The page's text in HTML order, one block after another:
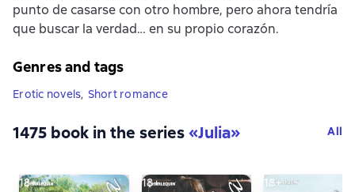
punto de casarse con otro hombre, pero ahora tendría
que buscar la verdad… en su propio corazón.
Genres and tags
Erotic novels, Short romance
1475 book in the series«Julia» All
18+ 18+ 18+